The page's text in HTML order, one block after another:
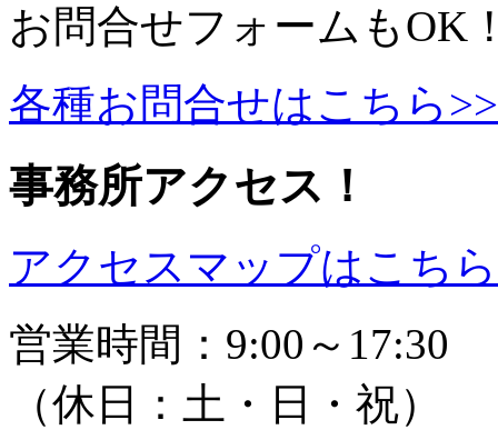
お問合せフォームもOK
各種お問合せはこちら>>
事務所アクセス！
アクセスマップはこち
営業時間：9:00～17:30
（休日：土・日・祝）